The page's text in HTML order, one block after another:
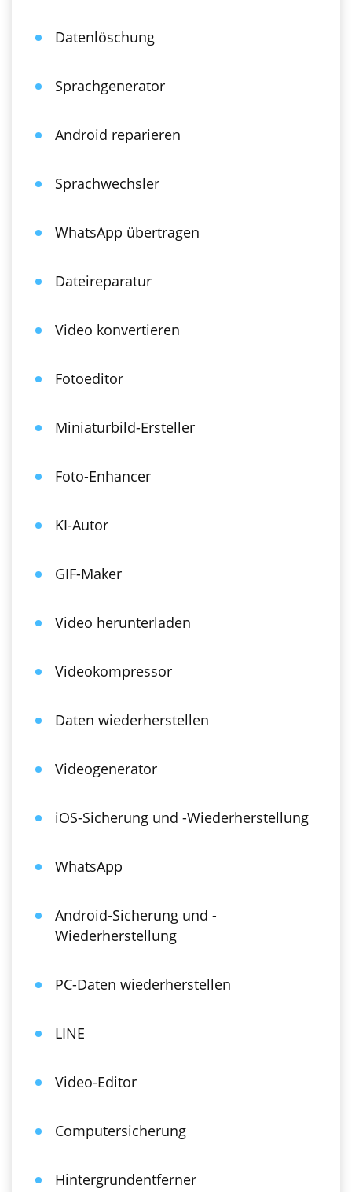
Datenlöschung
Sprachgenerator
Android reparieren
Sprachwechsler
WhatsApp übertragen
Dateireparatur
Video konvertieren
Fotoeditor
Miniaturbild-Ersteller
Foto-Enhancer
KI-Autor
GIF-Maker
Video herunterladen
Videokompressor
Daten wiederherstellen
Videogenerator
iOS-Sicherung und -Wiederherstellung
WhatsApp
Android-Sicherung und -
Wiederherstellung
PC-Daten wiederherstellen
LINE
Video-Editor
Computersicherung
Hintergrundentferner